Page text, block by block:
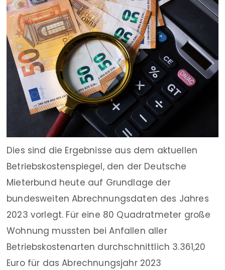
Dies sind die Ergebnisse aus dem aktuellen
Betriebskostenspiegel, den der Deutsche
Mieterbund heute auf Grundlage der
bundesweiten Abrechnungsdaten des Jahres
2023 vorlegt. Für eine 80 Quadratmeter große
Wohnung mussten bei Anfallen aller
Betriebskostenarten durchschnittlich 3.361,20
Euro für das Abrechnungsjahr 2023